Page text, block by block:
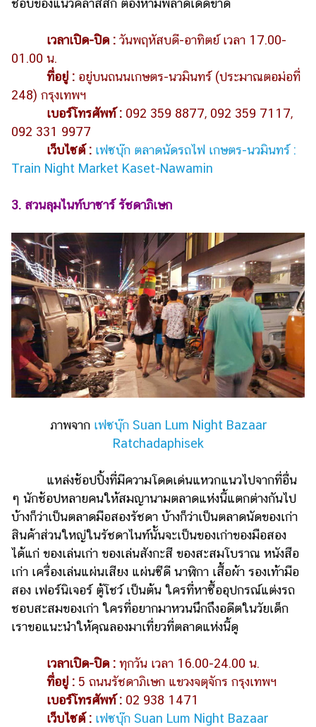
ชอบของแนวคลาสสิก ต้องห้ามพลาดเด็ดขาด
เวลาเปิด-ปิด : วันพฤหัสบดี-อาทิตย์ เวลา 17.00-
01.00 น.
ที่อยู่ : อยู่บนถนนเกษตร-นวมินทร์ (ประมาณตอม่อที่
248) กรุงเทพฯ
เบอร์โทรศัพท์ : 092 359 8877, 092 359 7117,
092 331 9977
เว็บไซต์ : เฟซบุ๊ก ตลาดนัดรถไฟ เกษตร-นวมินทร์ :
Train Night Market Kaset-Nawamin
3. สวนลุมไนท์บาซาร์ รัชดาภิเษก
ภาพจาก เฟซบุ๊ก Suan Lum Night Bazaar
Ratchadaphisek
แหล่งช้อปปิ้งที่มีความโดดเด่นแหวกแนวไปจากที่อื่น
ๆ นักช้อปหลายคนให้สมญานามตลาดแห่งนี้แตกต่างกันไป
บ้างก็ว่าเป็นตลาดมือสองรัชดา บ้างก็ว่าเป็นตลาดนัดของเก่า
สินค้าส่วนใหญ่ในรัชดาไนท์นั้นจะเป็นของเก่าของมือสอง
ได้แก่ ของเล่นเก่า ของเล่นสังกะสี ของสะสมโบราณ หนังสือ
เก่า เครื่องเล่นแผ่นเสียง แผ่นซีดี นาฬิกา เสื้อผ้า รองเท้ามือ
สอง เฟอร์นิเจอร์ ตู้โชว์ เป็นต้น ใครที่หาซื้ออุปกรณ์แต่งรถ
ชอบสะสมของเก่า ใครที่อยากมาหวนนึกถึงอดีตในวัยเด็ก
เราขอแนะนำให้คุณลองมาเที่ยวที่ตลาดแห่งนี้ดู
เวลาเปิด-ปิด : ทุกวัน เวลา 16.00-24.00 น.
ที่อยู่ : 5 ถนนรัชดาภิเษก แขวงจตุจักร กรุงเทพฯ
เบอร์โทรศัพท์ : 02 938 1471
เว็บไซต์ : เฟซบุ๊ก Suan Lum Night Bazaar